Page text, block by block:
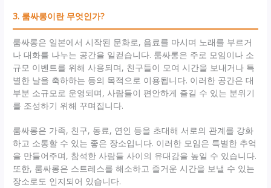
3. 룸싸롱이란 무엇인가?
룸싸롱은 일본에서 시작된 문화로, 음료를 마시며 노래를 부르거
나 대화를 나누는 공간을 일컫습니다. 룸싸롱은 주로 모임이나 소
규모 이벤트를 위해 사용되며, 친구들이 모여 시간을 보내거나 특
별한 날을 축하하는 등의 목적으로 이용됩니다. 이러한 공간은 대
부분 소규모로 운영되며, 사람들이 편안하게 즐길 수 있는 분위기
를 조성하기 위해 꾸며집니다.
룸싸롱은 가족, 친구, 동료, 연인 등을 초대해 서로의 관계를 강화
하고 소통할 수 있는 좋은 장소입니다. 이러한 모임은 특별한 추억
을 만들어주며, 참석한 사람들 사이의 유대감을 높일 수 있습니다.
또한, 룸싸롱은 스트레스를 해소하고 즐거운 시간을 보낼 수 있는
장소로도 인지되어 있습니다.